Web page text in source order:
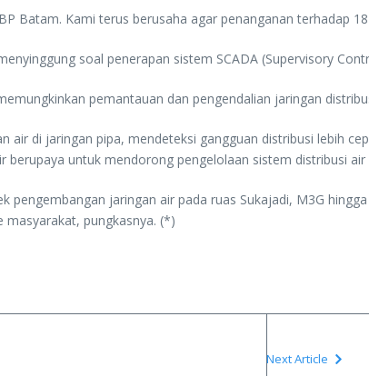
Batam. Kami terus berusaha agar penanganan terhadap
soal penerapan sistem SCADA (Supervisory
pemantauan dan pengendalian jaringan
di jaringan pipa, mendeteksi gangguan distribusi lebih
berupaya untuk mendorong pengelolaan sistem distribusi
pengembangan jaringan air pada ruas Sukajadi, M3G
masyarakat, pungkasnya. (*)
Next Article